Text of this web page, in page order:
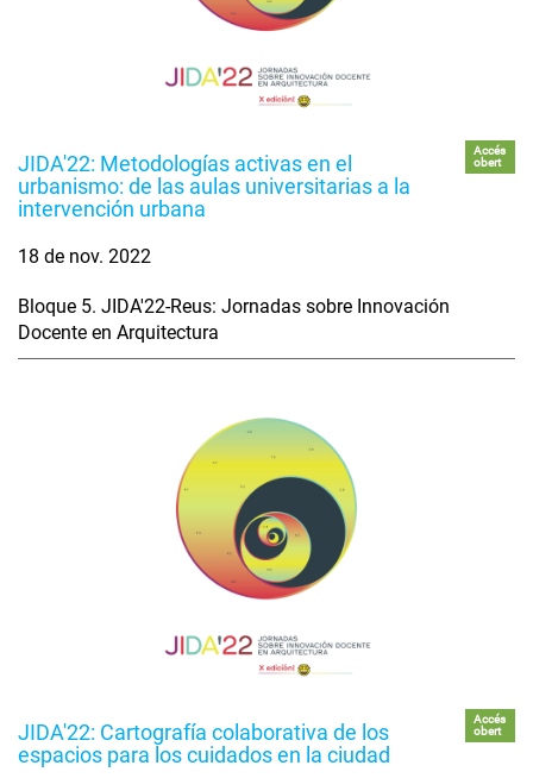
JIDA'22: Metodologías activas en el
urbanismo: de las aulas universitarias a la
intervención urbana
Accés
obert
18 de nov. 2022
Bloque 5. JIDA'22-Reus: Jornadas sobre Innovación
Docente en Arquitectura
JIDA'22: Cartografía colaborativa de los
espacios para los cuidados en la ciudad
Accés
obert